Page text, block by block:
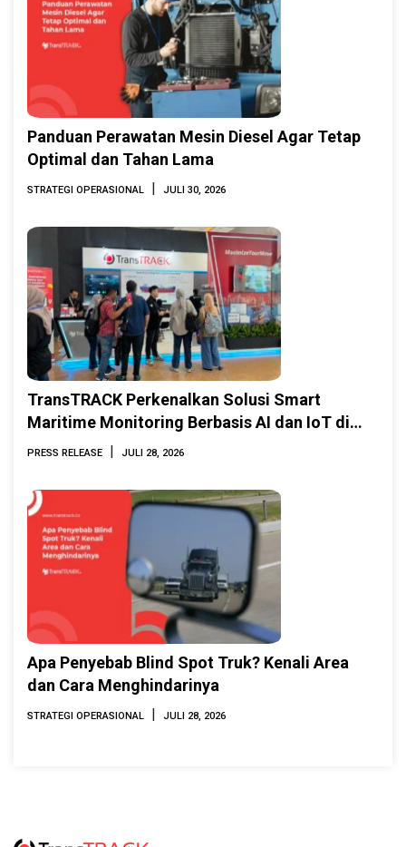
Panduan Perawatan Mesin Diesel Agar Tetap
Optimal dan Tahan Lama
STRATEGI OPERASIONAL | JULI 30, 2026
TransTRACK Perkenalkan Solusi Smart
Maritime Monitoring Berbasis AI dan IoT di
INAMARINE 2026
PRESS RELEASE | JULI 28, 2026
Apa Penyebab Blind Spot Truk? Kenali Area
dan Cara Menghindarinya
STRATEGI OPERASIONAL | JULI 28, 2026